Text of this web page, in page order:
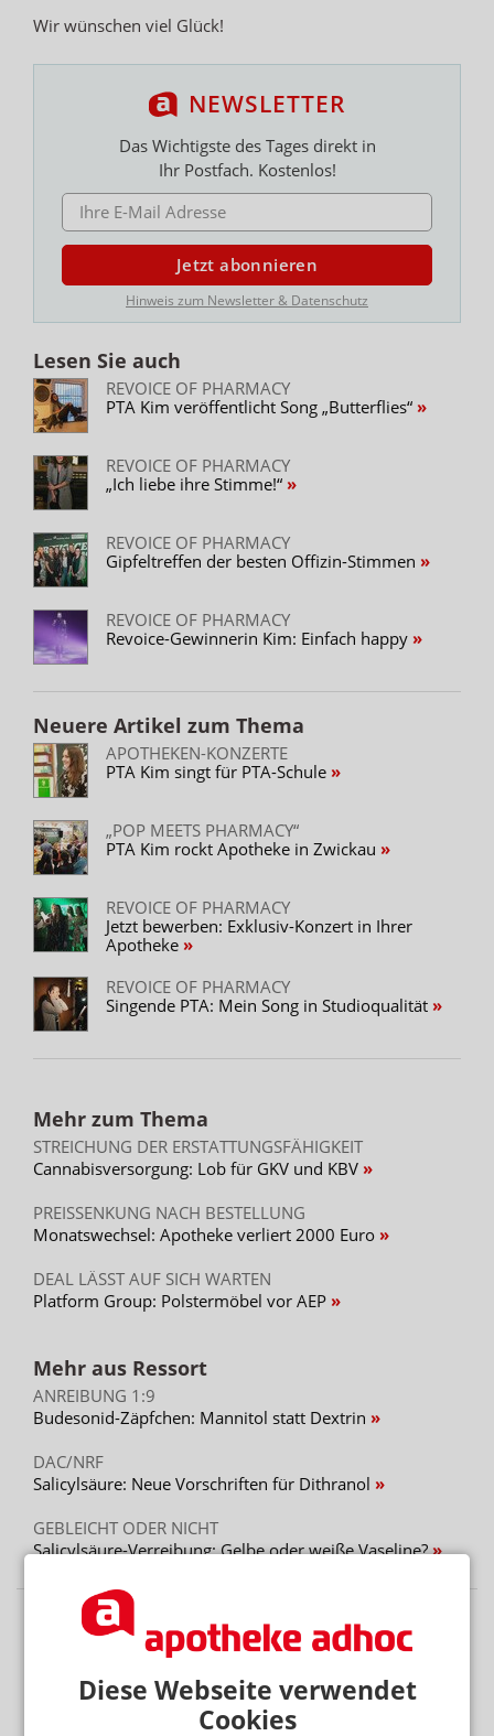
Diese Webseite verwendet
Cookies
Wir wünschen viel Glück!
NEWSLETTER
Das Wichtigste des Tages direkt in
Ihr Postfach. Kostenlos!
E-MAIL ADRESSE
Jetzt abonnieren
Hinweis zum Newsletter & Datenschutz
Lesen Sie auch
REVOICE OF PHARMACY
PTA Kim veröffentlicht Song „Butterflies“
REVOICE OF PHARMACY
„Ich liebe ihre Stimme!“
REVOICE OF PHARMACY
Gipfeltreffen der besten Offizin-Stimmen
REVOICE OF PHARMACY
Revoice-Gewinnerin Kim: Einfach happy
Neuere Artikel zum Thema
APOTHEKEN-KONZERTE
PTA Kim singt für PTA-Schule
„POP MEETS PHARMACY“
PTA Kim rockt Apotheke in Zwickau
REVOICE OF PHARMACY
Jetzt bewerben: Exklusiv-Konzert in Ihrer
Apotheke
REVOICE OF PHARMACY
Singende PTA: Mein Song in Studioqualität
Mehr zum Thema
STREICHUNG DER ERSTATTUNGSFÄHIGKEIT
Cannabisversorgung: Lob für GKV und KBV
PREISSENKUNG NACH BESTELLUNG
Monatswechsel: Apotheke verliert 2000 Euro
DEAL LÄSST AUF SICH WARTEN
Platform Group: Polstermöbel vor AEP
Mehr aus Ressort
ANREIBUNG 1:9
Budesonid-Zäpfchen: Mannitol statt Dextrin
DAC/NRF
Salicylsäure: Neue Vorschriften für Dithranol
GEBLEICHT ODER NICHT
Salicylsäure-Verreibung: Gelbe oder weiße Vaseline?